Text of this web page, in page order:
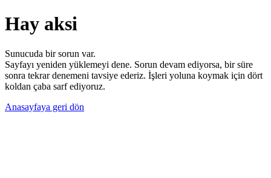
Hay aksi
Sunucuda bir sorun var.
Sayfayı yeniden yüklemeyi dene. Sorun devam ediyorsa, bir süre
sonra tekrar denemeni tavsiye ederiz. İşleri yoluna koymak için dört
koldan çaba sarf ediyoruz.
Anasayfaya geri dön